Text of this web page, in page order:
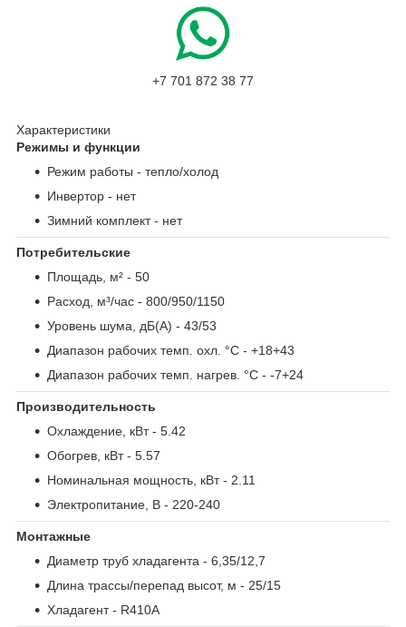
+7 701 872 38 77
Характеристики
Режимы и функции
Режим работы - тепло/холод
Инвертор - нет
Зимний комплект- нет
Потребительские
Площадь, м² - 50
Расход, м³/час - 800/950/1150
Уровень шума, дБ(А) - 43/53
Диапазон рабочих темп. охл. °С - +18+43
Диапазон рабочих темп. нагрев. °С - -7+24
Производительность
Охлаждение, кВт- 5.42
Обогрев, кВт- 5.57
Номинальная мощность, кВт- 2.11
Электропитание, В - 220-240
Монтажные
Диаметр труб хладагента - 6,35/12,7
Длина трассы/перепад высот, м - 25/15
Хладагент- R410A